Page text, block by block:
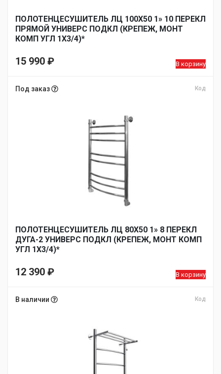
ПОЛОТЕНЦЕСУШИТЕЛЬ ЛЦ 100Х50 1» 10 ПЕРЕКЛ
ПРЯМОЙ УНИВЕРС ПОДКЛ (КРЕПЕЖ, МОНТ
КОМП УГЛ 1Х3/4)*
15 990 ₽ В корзину
Под заказ Код
ПОЛОТЕНЦЕСУШИТЕЛЬ ЛЦ 80Х50 1» 8 ПЕРЕКЛ
ДУГА-2 УНИВЕРС ПОДКЛ (КРЕПЕЖ, МОНТ КОМП
УГЛ 1Х3/4)*
12 390 ₽ В корзину
В наличии Код